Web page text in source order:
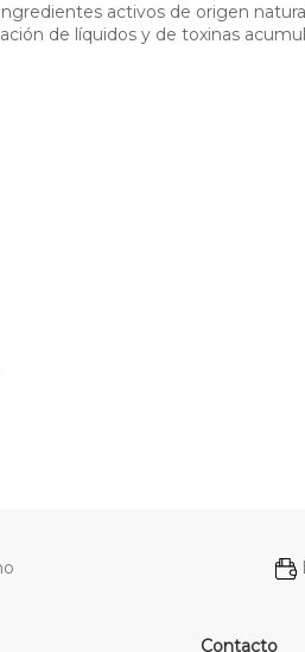
activos de origen
de líquidos y de toxinas
Contacto